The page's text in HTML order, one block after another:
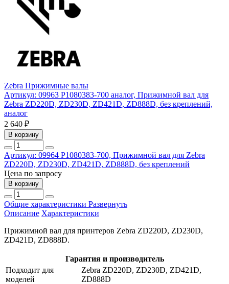
Zebra Прижимные валы
Артикул: 09963 P1080383-700 аналог, Прижимной вал для
Zebra ZD220D, ZD230D, ZD421D, ZD888D, без креплений,
аналог
2 640 ₽
В корзину
Артикул: 09964 P1080383-700, Прижимной вал для Zebra
ZD220D, ZD230D, ZD421D, ZD888D, без креплений
Цена по запросу
В корзину
Общие характеристики Развернуть
Описание Характеристики
Прижимной вал для принтеров Zebra ZD220D, ZD230D,
ZD421D, ZD888D.
Гарантия и производитель
Подходит для
моделей
Zebra ZD220D, ZD230D, ZD421D,
ZD888D